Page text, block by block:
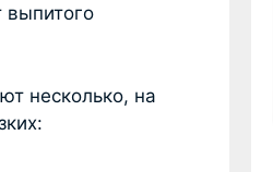
выпитого
несколько, на